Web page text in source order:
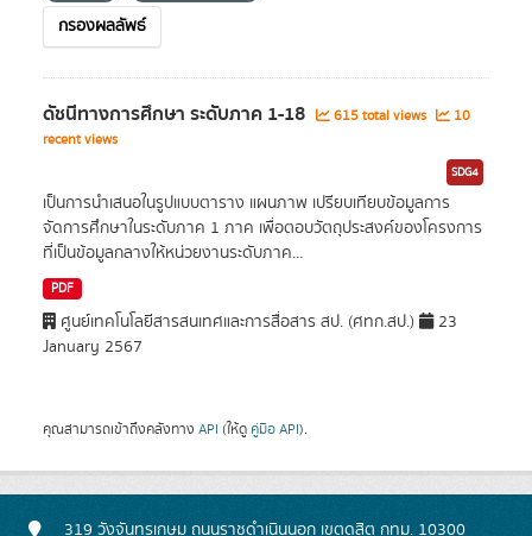
กรองผลลัพธ์
ดัชนีทางการศึกษา ระดับภาค 1-18 615 total views
10
recent views
SDG4
เป็นการนำเสนอในรูปแบบตาราง แผนภาพ เปรียบเทียบข้อมูลการ
จัดการศึกษาในระดับภาค 1 ภาค เพื่อตอบวัตถุประสงค์ของโครงการ
ที่เป็นข้อมูลกลางให้หน่วยงานระดับภาค...
PDF
ศูนย์เทคโนโลยีสารสนเทศและการสื่อสาร สป. (ศทก.สป.)
23
January 2567
คุณสามารถเข้าถึงคลังทาง API (ให้ดู คู่มือ API).
319 วังจันทรเกษม ถนนราชดำเนินนอก เขตดุสิต กทม. 10300